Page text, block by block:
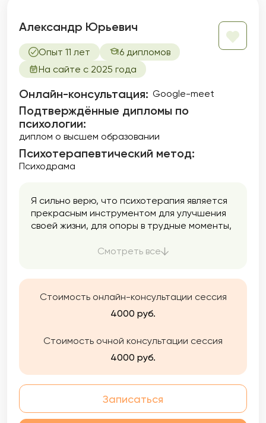
Александр Юрьевич
Опыт 11 лет
6 дипломов
На сайте с 2025 года
Онлайн-консультация: Google-meet
Подтверждённые дипломы по
психологии:
диплом о высшем образовании
Психотерапевтический метод:
Психодрама
Я сильно верю, что психотерапия является
прекрасным инструментом для улучшения
своей жизни, для опоры в трудные моменты,
другими, для поиска смыслов и прочего. Я
Смотреть все
Стоимость онлайн-консультации сессия
4000 руб.
Стоимость очной консультации сессия
4000 руб.
Записаться